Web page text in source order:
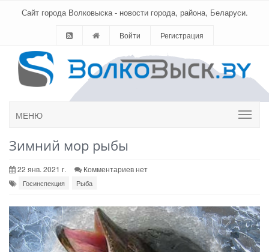
Сайт города Волковыска - новости города, района, Беларуси.
Войти Регистрация
МЕНЮ
Зимний мор рыбы
22 янв. 2021 г. Комментариев нет
Госинспекция Рыба